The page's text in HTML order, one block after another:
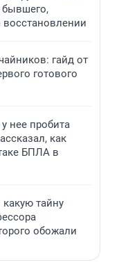
бывшего,
восстановлении
гайд от
готового
нее пробита
как
БПЛА в
тайну
обожали